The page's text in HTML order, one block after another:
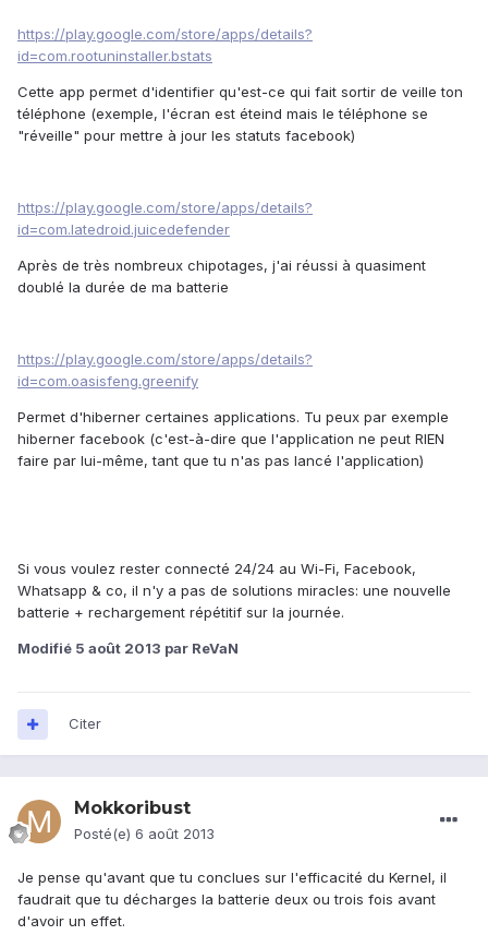
https://play.google.com/store/apps/details?
id=com.rootuninstaller.bstats
Cette app permet d'identifier qu'est-ce qui fait sortir de veille ton
téléphone (exemple, l'écran est éteind mais le téléphone se
"réveille" pour mettre à jour les statuts facebook)
https://play.google.com/store/apps/details?
id=com.latedroid.juicedefender
Après de très nombreux chipotages, j'ai réussi à quasiment
doublé la durée de ma batterie
https://play.google.com/store/apps/details?
id=com.oasisfeng.greenify
Permet d'hiberner certaines applications. Tu peux par exemple
hiberner facebook (c'est-à-dire que l'application ne peut RIEN
faire par lui-même, tant que tu n'as pas lancé l'application)
Si vous voulez rester connecté 24/24 au Wi-Fi, Facebook,
Whatsapp & co, il n'y a pas de solutions miracles: une nouvelle
batterie + rechargement répétitif sur la journée.
Modifié 5 août 2013 par ReVaN
Citer
Mokkoribust
Posté(e) 6 août 2013
Je pense qu'avant que tu conclues sur l'efficacité du Kernel, il
faudrait que tu décharges la batterie deux ou trois fois avant
d'avoir un effet.